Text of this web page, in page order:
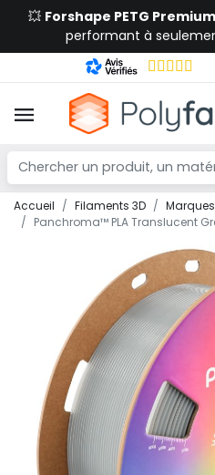
💥 Forshape PETG Premium
performant à
Accueil Filaments 3D Marques
Panchroma™ PLA Translucent